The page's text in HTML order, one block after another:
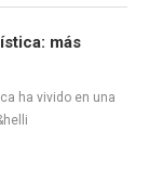
más
ha vivido en una